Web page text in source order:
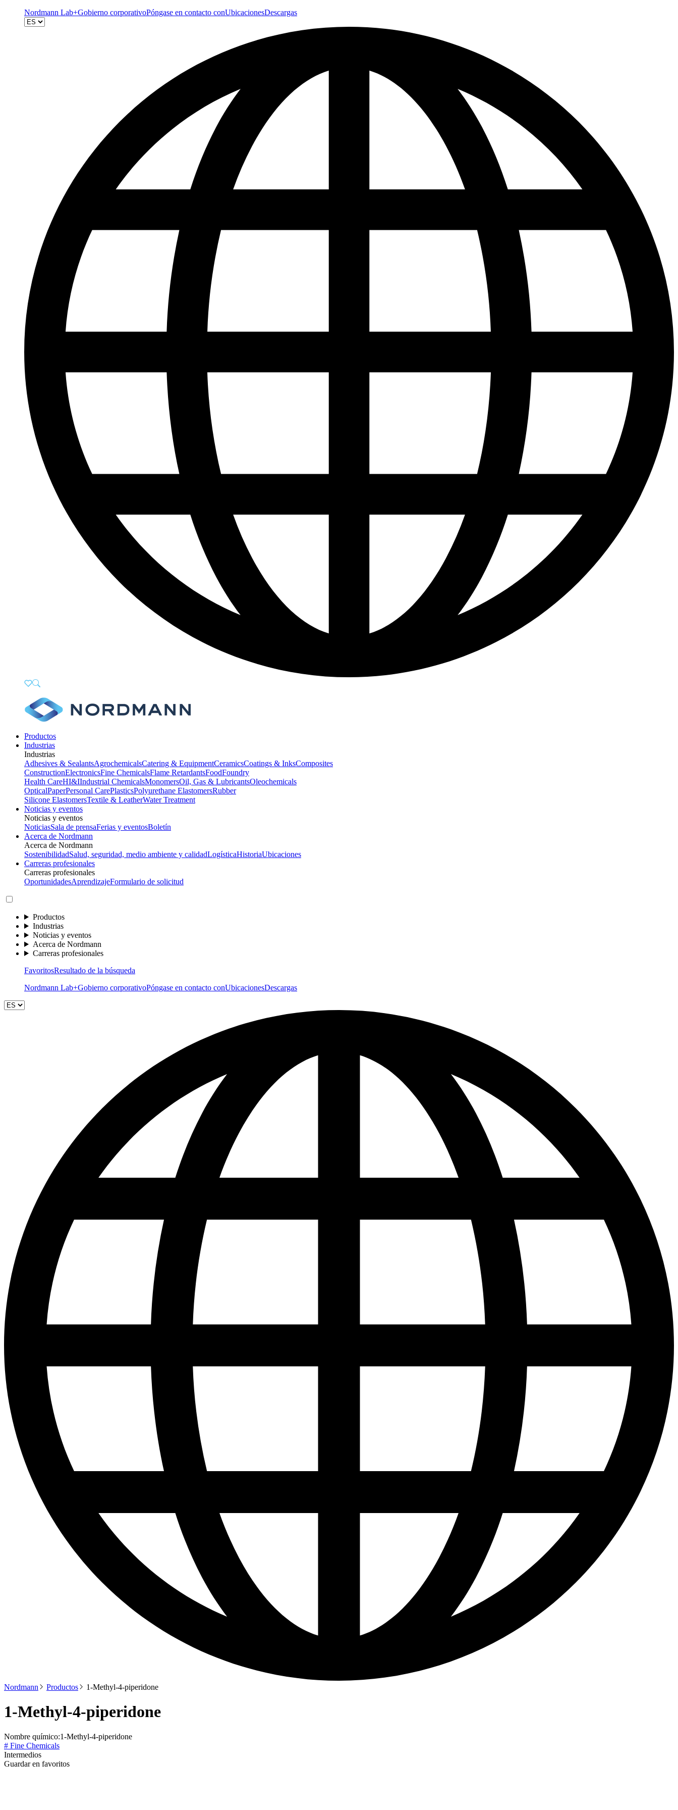
Nordmann Lab+Gobierno corporativoPóngase en contacto conUbicacionesDescargas
Productos
Industrias
Industrias
Adhesives & SealantsAgrochemicalsCatering & EquipmentCeramicsCoatings & InksComposites
ConstructionElectronicsFine ChemicalsFlame RetardantsFoodFoundry
Health CareHI&IIndustrial ChemicalsMonomersOil, Gas & LubricantsOleochemicals
OpticalPaperPersonal CarePlasticsPolyurethane ElastomersRubber
Silicone ElastomersTextile & LeatherWater Treatment
Noticias y eventos
Noticias y eventos
NoticiasSala de prensaFerias y eventosBoletín
Acerca de Nordmann
Acerca de Nordmann
SostenibilidadSalud, seguridad, medio ambiente y calidadLogísticaHistoriaUbicaciones
Carreras profesionales
Carreras profesionales
OportunidadesAprendizajeFormulario de solicitud
Productos
Industrias
Noticias y eventos
Acerca de Nordmann
Carreras profesionales
FavoritosResultado de la búsqueda
Nordmann Lab+Gobierno corporativoPóngase en contacto conUbicacionesDescargas
Nordmann Productos 1-Methyl-4-piperidone
1-Methyl-4-piperidone
Nombre químico:1-Methyl-4-piperidone
# Fine Chemicals
Intermedios
Guardar en favoritos